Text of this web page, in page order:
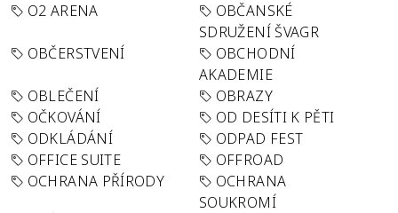
O2 ARENA
OBČANSKÉ
SDRUŽENÍ ŠVAGR
OBČERSTVENÍ
OBCHODNÍ
AKADEMIE
OBLEČENÍ
OBRAZY
OČKOVÁNÍ
OD DESÍTI K PĚTI
ODKLÁDÁNÍ
ODPAD FEST
OFFICE SUITE
OFFROAD
OCHRANA PŘÍRODY
OCHRANA
SOUKROMÍ